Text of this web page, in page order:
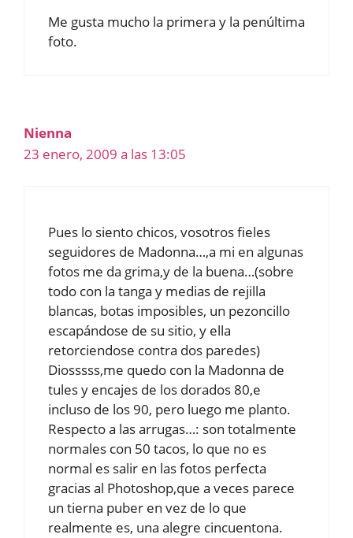
Me gusta mucho la primera y la penúltima
foto.
Nienna
23 enero, 2009 a las 13:05
Pues lo siento chicos, vosotros fieles
seguidores de Madonna…,a mi en algunas
fotos me da grima,y de la buena…(sobre
todo con la tanga y medias de rejilla
blancas, botas imposibles, un pezoncillo
escapándose de su sitio, y ella
retorciendose contra dos paredes)
Diosssss,me quedo con la Madonna de
tules y encajes de los dorados 80,e
incluso de los 90, pero luego me planto.
Respecto a las arrugas…: son totalmente
normales con 50 tacos, lo que no es
normal es salir en las fotos perfecta
gracias al Photoshop,que a veces parece
un tierna puber en vez de lo que
realmente es, una alegre cincuentona.